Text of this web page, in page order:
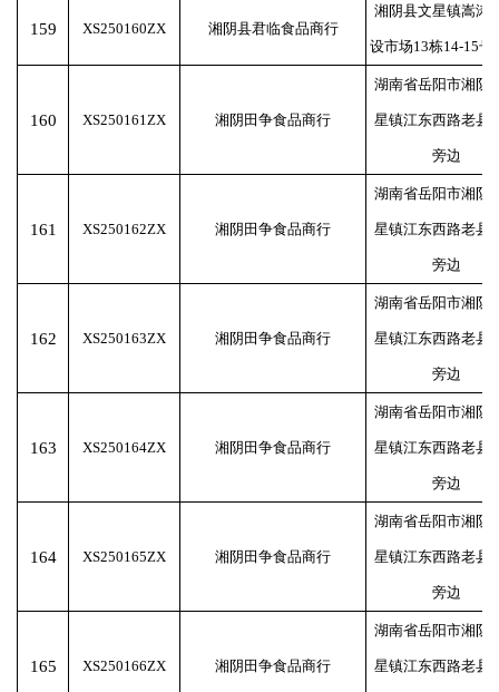
159 XS250160ZX 湘阴县君临食品商行
湘阴县文星镇嵩涛
设市场13栋14-15号
160 XS250161ZX 湘阴田争食品商行
湖南省岳阳市湘阴
星镇江东西路老县
旁边
161 XS250162ZX 湘阴田争食品商行
湖南省岳阳市湘阴
星镇江东西路老县
旁边
162 XS250163ZX 湘阴田争食品商行
湖南省岳阳市湘阴
星镇江东西路老县
旁边
163 XS250164ZX 湘阴田争食品商行
湖南省岳阳市湘阴
星镇江东西路老县
旁边
164 XS250165ZX 湘阴田争食品商行
湖南省岳阳市湘阴
星镇江东西路老县
旁边
165 XS250166ZX 湘阴田争食品商行
湖南省岳阳市湘阴
星镇江东西路老县